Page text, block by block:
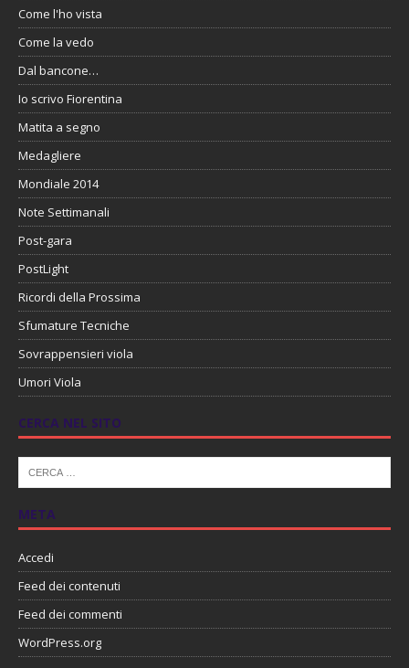
Come l'ho vista
Come la vedo
Dal bancone…
Io scrivo Fiorentina
Matita a segno
Medagliere
Mondiale 2014
Note Settimanali
Post-gara
PostLight
Ricordi della Prossima
Sfumature Tecniche
Sovrappensieri viola
Umori Viola
CERCA NEL SITO
META
Accedi
Feed dei contenuti
Feed dei commenti
WordPress.org